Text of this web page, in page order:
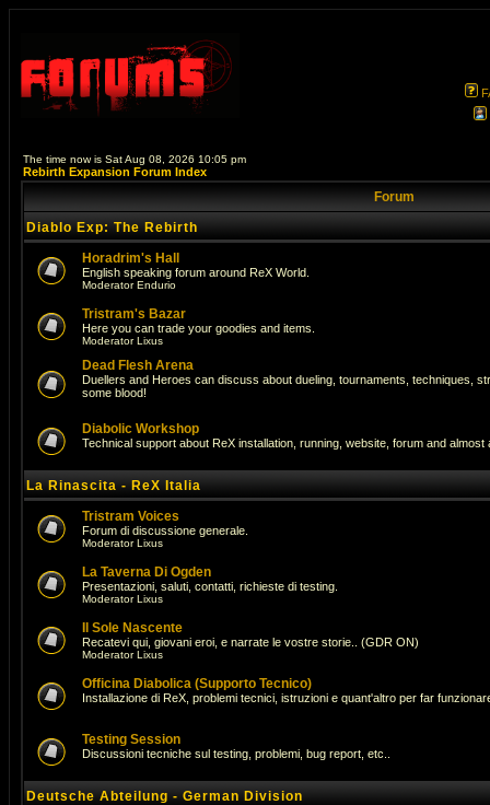
The time now is Sat Aug 08, 2026 10:05 pm
Rebirth Expansion Forum Index
Forum
Diablo Exp: The Rebirth
Horadrim's Hall
English speaking forum around ReX World.
ModeratorEndurio
Tristram's Bazar
Here you can trade your goodies and items.
ModeratorLixus
Dead Flesh Arena
Duellers and Heroes can discuss about dueling, tournaments, techniques,
some blood!
Diabolic Workshop
Technical support about ReX installation, running, website, forum and
La Rinascita - ReX Italia
Tristram Voices
Forum di discussione generale.
ModeratorLixus
La Taverna Di Ogden
Presentazioni, saluti, contatti, richieste di testing.
ModeratorLixus
Il Sole Nascente
Recatevi qui, giovani eroi, e narrate le vostre storie.. (GDR ON)
ModeratorLixus
Officina Diabolica (Supporto Tecnico)
Installazione di ReX, problemi tecnici, istruzioni e quant'altro per far
Testing Session
Discussioni tecniche sul testing, problemi, bug report, etc..
Deutsche Abteilung - German Division